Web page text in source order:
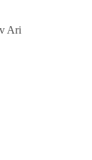
Ari